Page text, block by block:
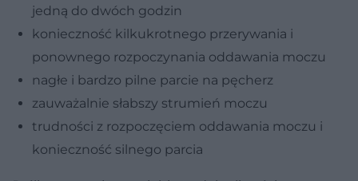
jedną do dwóch godzin
konieczność kilkukrotnego przerywania i
ponownego rozpoczynania oddawania moczu
nagłe i bardzo pilne parcie na pęcherz
zauważalnie słabszy strumień moczu
trudności z rozpoczęciem oddawania moczu i
konieczność silnego parcia